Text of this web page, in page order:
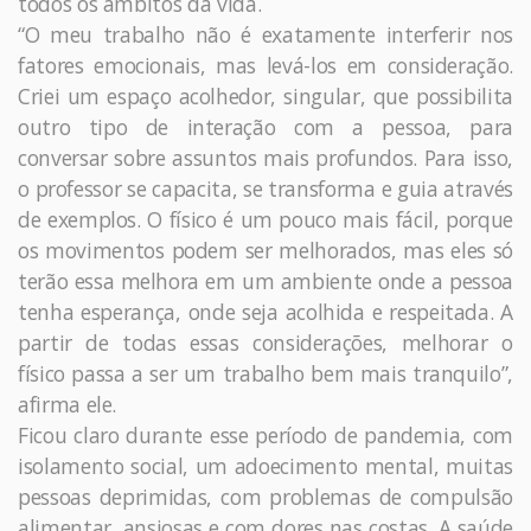
“O meu trabalho não é exatamente interferir nos
fatores emocionais, mas levá-los em consideração.
Criei um espaço acolhedor, singular, que possibilita
outro tipo de interação com a pessoa, para
conversar sobre assuntos mais profundos. Para isso,
o professor se capacita, se transforma e guia através
de exemplos. O físico é um pouco mais fácil, porque
os movimentos podem ser melhorados, mas eles só
terão essa melhora em um ambiente onde a pessoa
tenha esperança, onde seja acolhida e respeitada. A
partir de todas essas considerações, melhorar o
físico passa a ser um trabalho bem mais tranquilo”,
afirma ele.
Ficou claro durante esse período de pandemia, com
isolamento social, um adoecimento mental, muitas
pessoas deprimidas, com problemas de compulsão